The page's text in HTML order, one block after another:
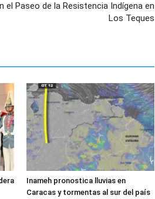
el Paseo de la Resistencia Indígena en
Los Teques
Inameh pronostica lluvias en
Caracas y tormentas al sur del país